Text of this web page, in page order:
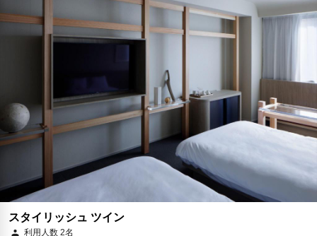
スタイリッシュ ツイン
利用人数 2名